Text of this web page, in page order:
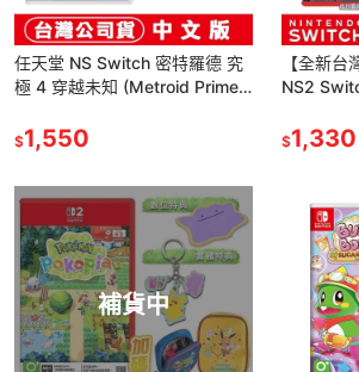
任天堂 NS Switch 密特羅德 究
極 4 穿越未知 (Metroid Prime
$1,550
【全新
NS2
$1,330
補貨中